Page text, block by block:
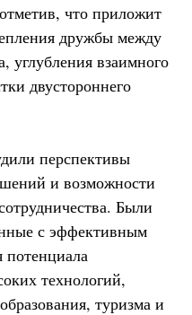
что приложит
дружбы между
взаимного
двустороннего
перспективы
и возможности
Были
с эффективным
технологий,
туризма и